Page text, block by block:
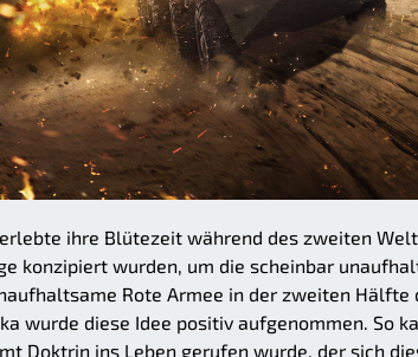
ihre Blütezeit während des zweiten
konzipiert wurden, um die scheinbar
Rote Armee in der zweiten Hälfte
wurde diese Idee positiv aufgenommen. So
Doktrin ins Leben gerufen wurde, der sich